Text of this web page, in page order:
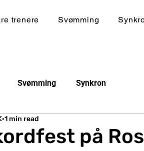
trenere Svømming
Svømming Synkron
på
1 min read